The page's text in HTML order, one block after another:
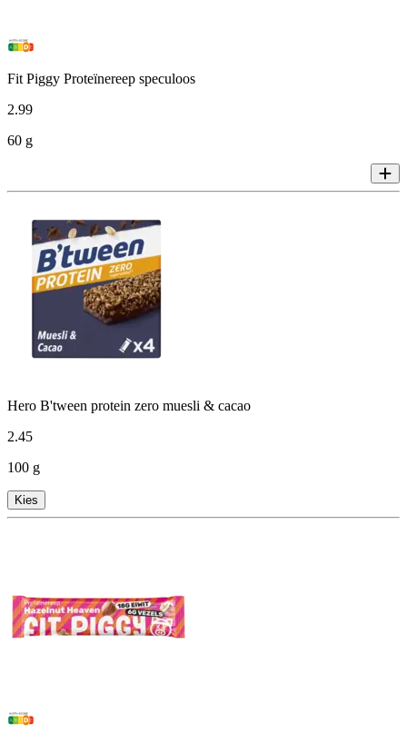
Fit Piggy Proteïnereep speculoos
2.99
60 g
Hero B'tween protein zero muesli & cacao
2.45
100 g
Kies